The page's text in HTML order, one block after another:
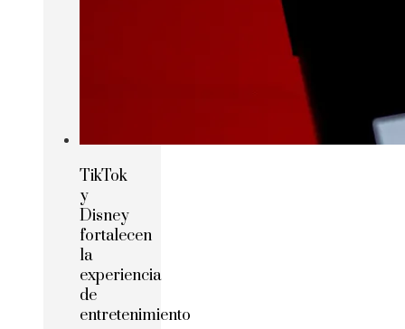
TikTok
y
Disney
fortalecen
la
experiencia
de
entretenimiento